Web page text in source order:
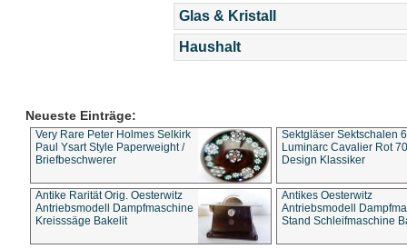
Glas & Kristall
Haushalt
Neueste Einträge:
Very Rare Peter Holmes Selkirk
Paul Ysart Style Paperweight /
Briefbeschwerer
Sektgläser Sektschalen
Luminarc Cavalier Rot
Design Klassiker
Antike Rarität Orig. Oesterwitz
Antriebsmodell Dampfmaschine
Kreisssäge Bakelit
Antikes Oesterwitz
Antriebsmodell
Stand Schleifmaschine